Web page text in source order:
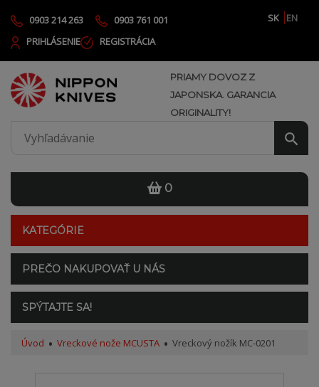
0903 214 263 0903 761 001 SK
EN
PRIHLÁSENIE
REGISTRÁCIA
PRIAMY DOVOZ Z
JAPONSKA. GARANCIA
ORIGINALITY!
0
KATEGÓRIE
PREČO NAKUPOVAŤ U NÁS
SPÝTAJTE SA!
Úvod Vreckové nože MCUSTA Vreckový nožík MC-0201